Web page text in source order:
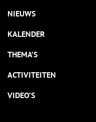
NIEUWS
KALENDER
THEMA’S
ACTIVITEITEN
VIDEO’S